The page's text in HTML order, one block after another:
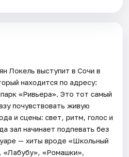
Локель выступит в Сочи в
находится по адресу:
«Ривьера». Это тот самый
почувствовать живую
и сцены: свет, ритм, голос и
зал начинает подпевать без
— хиты вроде «Школьный
«Ромашки»,